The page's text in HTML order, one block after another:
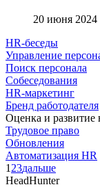
20 июня 2024
HR-беседы
Управление
Поиск персонала
Собеседования
HR-маркетинг
Бренд работодателя
Оценка и развитие
Трудовое право
Обновления
Автоматизация HR
1 23дальше
HeadHunter